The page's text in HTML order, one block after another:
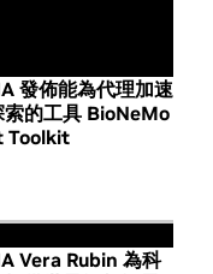
發佈能為代理加速
索的工具 BioNeMo
Toolkit
Vera Rubin 為科